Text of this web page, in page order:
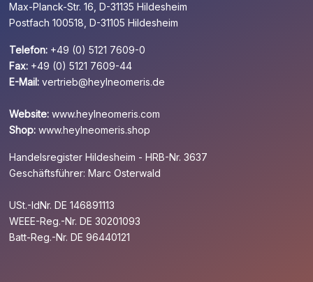
Max-Planck-Str. 16, D-31135 Hildesheim
Postfach 100518, D-31105 Hildesheim
Telefon: +49 (0) 5121 7609-0
Fax: +49 (0) 5121 7609-44
E-Mail: vertrieb@heylneomeris.de
Website: www.heylneomeris.com
Shop: www.heylneomeris.shop
Handelsregister Hildesheim - HRB-Nr. 3637
Geschäftsführer: Marc Osterwald
USt.-IdNr. DE 146891113
WEEE-Reg.-Nr. DE 30201093
Batt-Reg.-Nr. DE 96440121